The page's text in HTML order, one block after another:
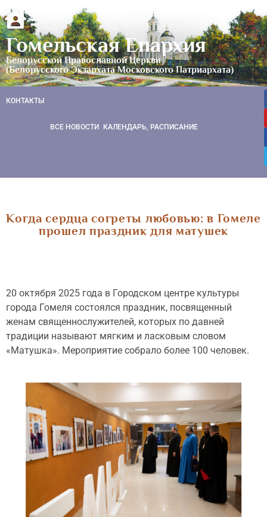
Гомельская Епархия
Белорусской Православной Церкви
(Белорусского Экзархата Московского Патриархата)
КОНТАКТЫ
ВСЕ НОВОСТИ КАЛЕНДАРЬ, РАСПИСАНИЕ
Когда сердца согреты любовью: в Гомеле
прошел праздник для матушек
20 октября 2025 года в Городском центре культуры
города Гомеля состоялся праздник, посвященный
женам священнослужителей, которых по давней
традиции называют мягким и ласковым словом
«Матушка». Мероприятие собрало более 100 человек.